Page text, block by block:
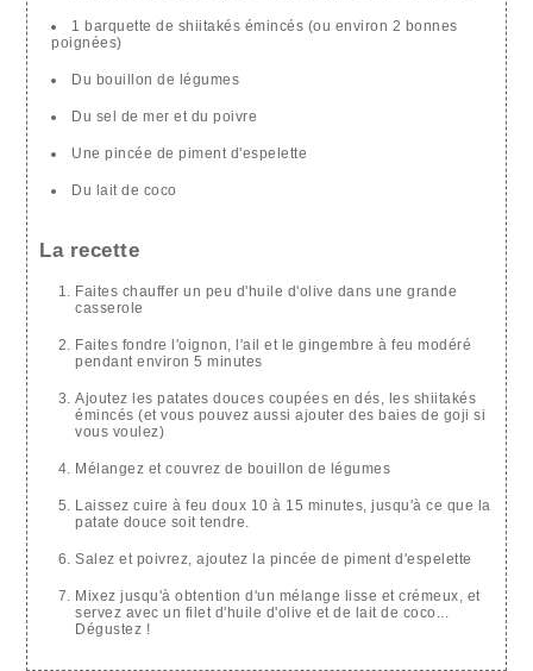
1 barquette de shiitakés émincés (ou environ 2 bonnes
poignées)
Du bouillon de légumes
Du sel de mer et du poivre
Une pincée de piment d'espelette
Du lait de coco
La recette
Faites chauffer un peu d'huile d'olive dans une grande
casserole
Faites fondre l'oignon, l'ail et le gingembre à feu modéré
pendant environ 5 minutes
Ajoutez les patates douces coupées en dés, les shiitakés
émincés (et vous pouvez aussi ajouter des baies de goji si
vous voulez)
Mélangez et couvrez de bouillon de légumes
Laissez cuire à feu doux 10 à 15 minutes, jusqu'à ce que la
patate douce soit tendre.
Salez et poivrez, ajoutez la pincée de piment d'espelette
Mixez jusqu'à obtention d'un mélange lisse et crémeux, et
servez avec un filet d'huile d'olive et de lait de coco...
Dégustez !